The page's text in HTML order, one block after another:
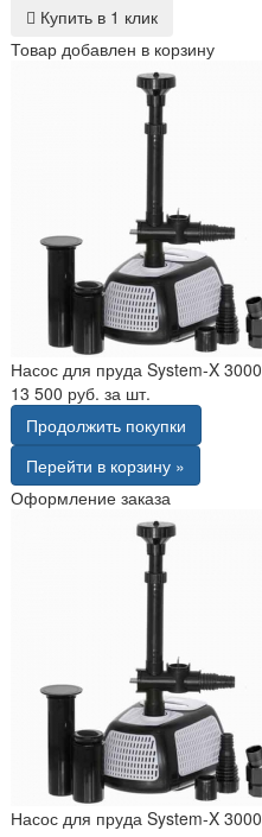
Купить в 1 клик
Товар добавлен в корзину
Насос для пруда System-X 3000
13 500 руб. за шт.
Продолжить покупки
Перейти в корзину »
Оформление заказа
Насос для пруда System-X 3000